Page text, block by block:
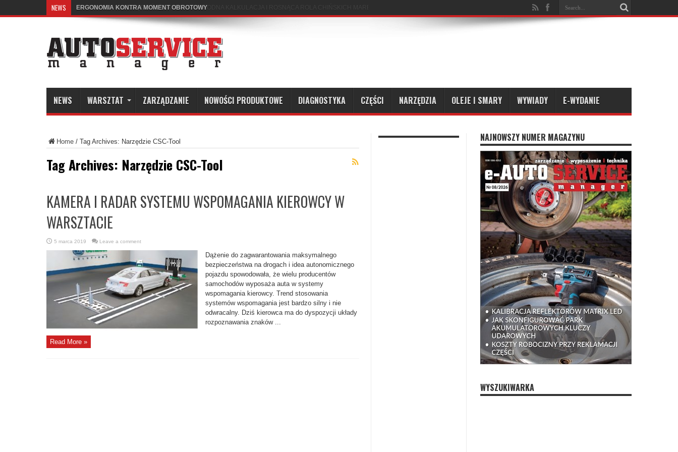
NEWS ERGONOMIA KONTRA MOMENT OBROTOWY
NEWS WARSZTAT ZARZĄDZANIE NOWOŚCI PRODUKTOWE DIAGNOSTYKA CZĘŚCI NARZĘDZIA OLEJE I SMARY WYWIADY E-WYDANIE
Home / Tag Archives: Narzędzie CSC-Tool
Tag Archives: Narzędzie CSC-Tool
KAMERA I RADAR SYSTEMU WSPOMAGANIA KIEROWCY W
WARSZTACIE
5 marca 2019 Leave a comment
Dążenie do zagwarantowania maksymalnego
bezpieczeństwa na drogach i idea autonomicznego
pojazdu spowodowała, że wielu producentów
samochodów wyposaża auta w systemy
wspomagania kierowcy. Trend stosowania
systemów wspomagania jest bardzo silny i nie
odwracalny. Dziś kierowca ma do dyspozycji układy
rozpoznawania znaków ...
Read More »
NAJNOWSZY NUMER MAGAZYNU
WYSZUKIWARKA